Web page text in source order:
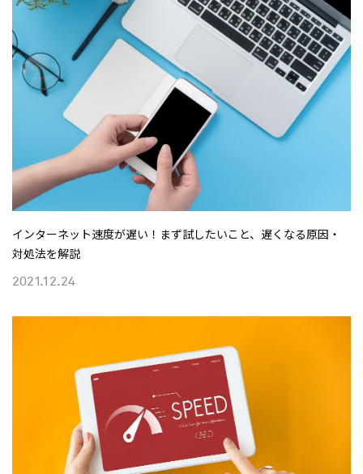
2021.12.24
インターネット速度が遅い！まず試したいこと、遅くなる原因・
対処法を解説